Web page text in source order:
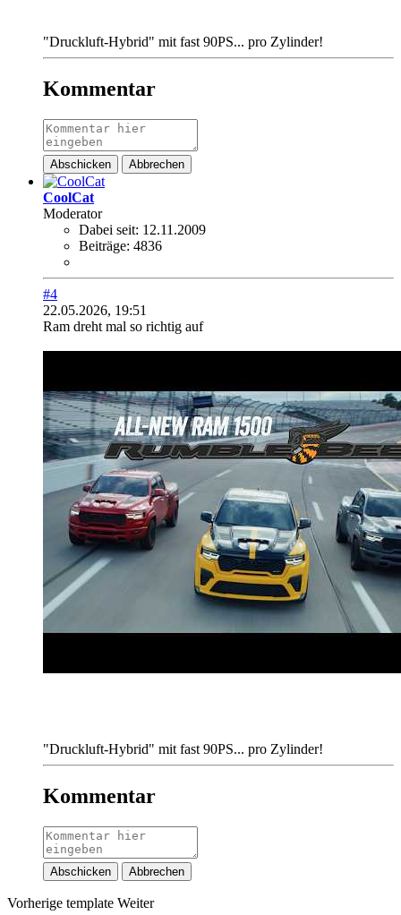
"Druckluft-Hybrid" mit fast 90PS... pro Zylinder!
Kommentar
Abschicken Abbrechen
CoolCat
Moderator
Dabei seit: 12.11.2009
Beiträge: 4836
#4
22.05.2026, 19:51
Ram dreht mal so richtig auf
"Druckluft-Hybrid" mit fast 90PS... pro Zylinder!
Kommentar
Abschicken Abbrechen
Vorherige template Weiter